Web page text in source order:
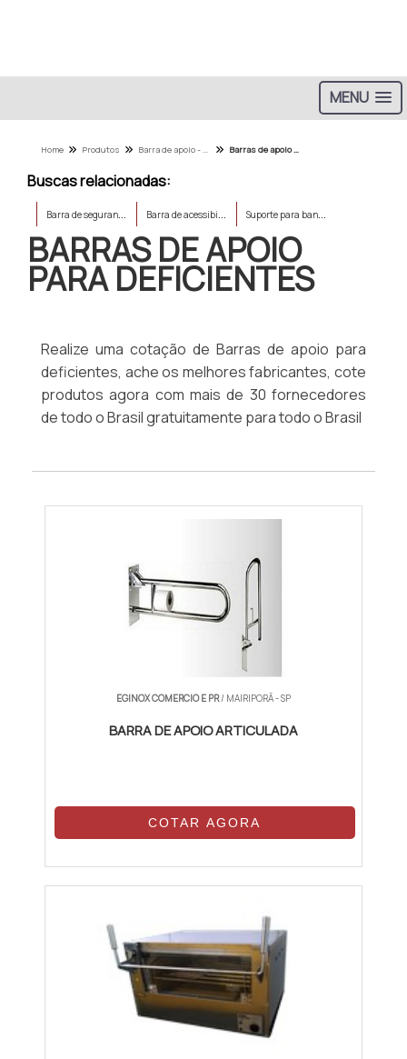
MENU
Home Produtos Barra de apoio - Categoria Barras de apoio para deficientes
Buscas relacionadas:
B
arra de segurança para box B
arra de acessibilidade S
uporte para banheiro para idoso
BARRAS DE APOIO
PARA DEFICIENTES
Realize uma cotação de Barras de apoio para
deficientes, ache os melhores fabricantes, cote
produtos agora com mais de 30 fornecedores
de todo o Brasil gratuitamente para todo o Brasil
EGINOX COMERCIO E PR/ MAIRIPORÃ - SP
BARRA DE APOIO ARTICULADA
COTAR AGORA